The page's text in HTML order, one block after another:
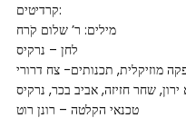
קרדיטים:
מילים: ר’ שלום קֹרח
לחן – נרקיס
מוזיקלית, תכנותים- צח דרורי
ירון, שחר חזיזה, אביב בכר, נרקיס
טכנאי הקלטה – רונן רוט